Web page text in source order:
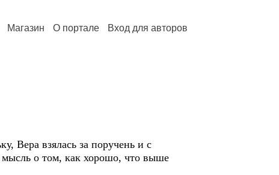
Магазин О портале Вход для авторов
Вера взялась за поручень и с
мысль о том, как хорошо, что выше